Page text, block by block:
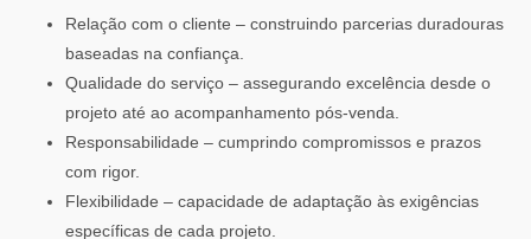
Relação com o cliente – construindo parcerias duradouras
baseadas na confiança.
Qualidade do serviço – assegurando excelência desde o
projeto até ao acompanhamento pós-venda.
Responsabilidade – cumprindo compromissos e prazos
com rigor.
Flexibilidade – capacidade de adaptação às exigências
específicas de cada projeto.